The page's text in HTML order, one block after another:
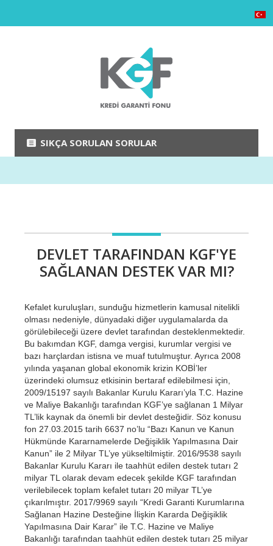
SIKÇA SORULAN SORULAR
DEVLET TARAFINDAN KGF'YE
SAĞLANAN DESTEK VAR MI?
Kefalet kuruluşları, sunduğu hizmetlerin kamusal nitelikli
olması nedeniyle, dünyadaki diğer uygulamalarda da
görülebileceği üzere devlet tarafından desteklenmektedir.
Bu bakımdan KGF, damga vergisi, kurumlar vergisi ve
bazı harçlardan istisna ve muaf tutulmuştur. Ayrıca 2008
yılında yaşanan global ekonomik krizin KOBİ’ler
üzerindeki olumsuz etkisinin bertaraf edilebilmesi için,
2009/15197 sayılı Bakanlar Kurulu Kararı’yla T.C. Hazine
ve Maliye Bakanlığı tarafından KGF’ye sağlanan 1 Milyar
TL’lik kaynak da önemli bir devlet desteğidir. Söz konusu
fon 27.03.2015 tarih 6637 no’lu “Bazı Kanun ve Kanun
Hükmünde Kararnamelerde Değişiklik Yapılmasına Dair
Kanun” ile 2 Milyar TL’ye yükseltilmiştir. 2016/9538 sayılı
Bakanlar Kurulu Kararı ile taahhüt edilen destek tutarı 2
milyar TL olarak devam edecek şekilde KGF tarafından
verilebilecek toplam kefalet tutarı 20 milyar TL’ye
çıkarılmıştır. 2017/9969 sayılı “Kredi Garanti Kurumlarına
Sağlanan Hazine Desteğine İlişkin Kararda Değişiklik
Yapılmasına Dair Karar” ile T.C. Hazine ve Maliye
Bakanlığı tarafından taahhüt edilen destek tutarı 25 milyar